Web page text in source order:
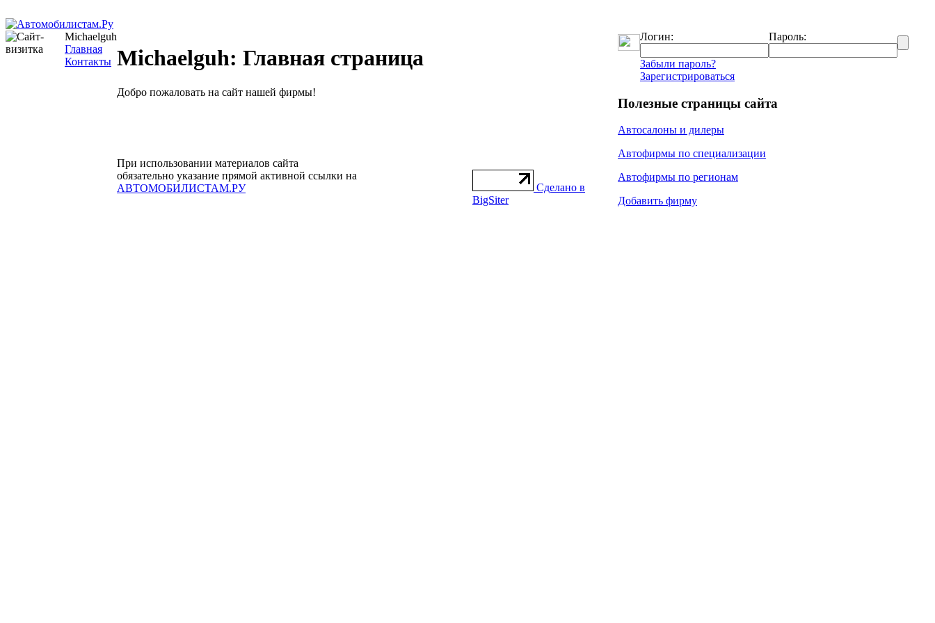
Michaelguh
Главная
Контакты Michaelguh: Главная страница
Добро пожаловать на сайт нашей фирмы!
При использовании материалов сайта
обязательно указание прямой активной ссылки на
АВТОМОБИЛИСТАМ.РУ
Сделано в
BigSiter
Логин: Пароль:
Забыли пароль?
Зарегистрироваться
Полезные страницы сайта
Автосалоны и дилеры
Автофирмы по специализации
Автофирмы по регионам
Добавить фирму